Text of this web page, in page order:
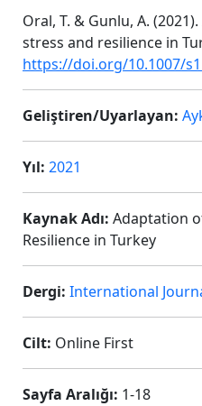
Oral, T. & Gunlu, A.
stress and resilience in
https://doi.org/10.1007/
Geliştiren/Uyarlayan:
Yıl: 2021
Kaynak Adı: Adaptation
Resilience in Turkey
Dergi: International
Cilt: Online First
Sayfa Aralığı: 1-18